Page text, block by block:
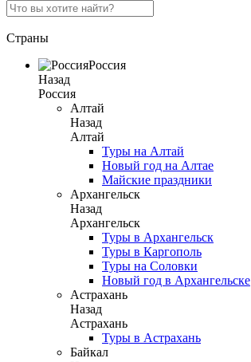
Страны
Россия
Назад
Россия
Алтай
Назад
Алтай
Туры на Алтай
Новый год на Алтае
Майские праздники
Архангельск
Назад
Архангельск
Туры в Архангельск
Туры в Каргополь
Туры на Соловки
Новый год в Архангельске
Астрахань
Назад
Астрахань
Туры в Астрахань
Байкал